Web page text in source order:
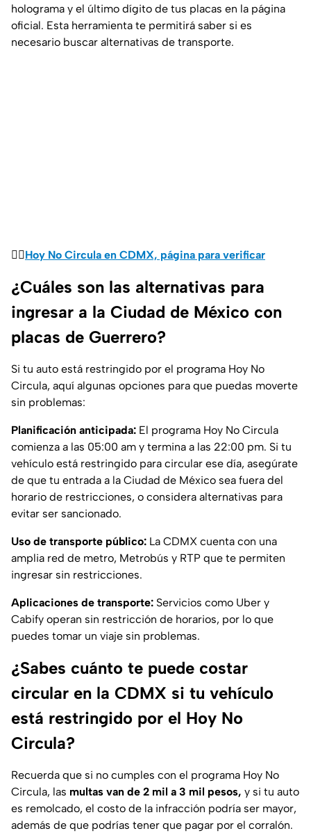
holograma y el último dígito de tus placas en la página
oficial. Esta herramienta te permitirá saber si es
necesario buscar alternativas de transporte.
👉🏼Hoy No Circula en CDMX, página para verificar
¿Cuáles son las alternativas para
ingresar a la Ciudad de México con
placas de Guerrero?
Si tu auto está restringido por el programa Hoy No
Circula, aquí algunas opciones para que puedas moverte
sin problemas:
Planificación anticipada: El programa Hoy No Circula
comienza a las 05:00 am y termina a las 22:00 pm. Si tu
vehículo está restringido para circular ese día, asegúrate
de que tu entrada a la Ciudad de México sea fuera del
horario de restricciones, o considera alternativas para
evitar ser sancionado.
Uso de transporte público: La CDMX cuenta con una
amplia red de metro, Metrobús y RTP que te permiten
ingresar sin restricciones.
Aplicaciones de transporte: Servicios como Uber y
Cabify operan sin restricción de horarios, por lo que
puedes tomar un viaje sin problemas.
¿Sabes cuánto te puede costar
circular en la CDMX si tu vehículo
está restringido por el Hoy No
Circula?
Recuerda que si no cumples con el programa Hoy No
Circula, las multas van de 2 mil a 3 mil pesos, y si tu auto
es remolcado, el costo de la infracción podría ser mayor,
además de que podrías tener que pagar por el corralón.